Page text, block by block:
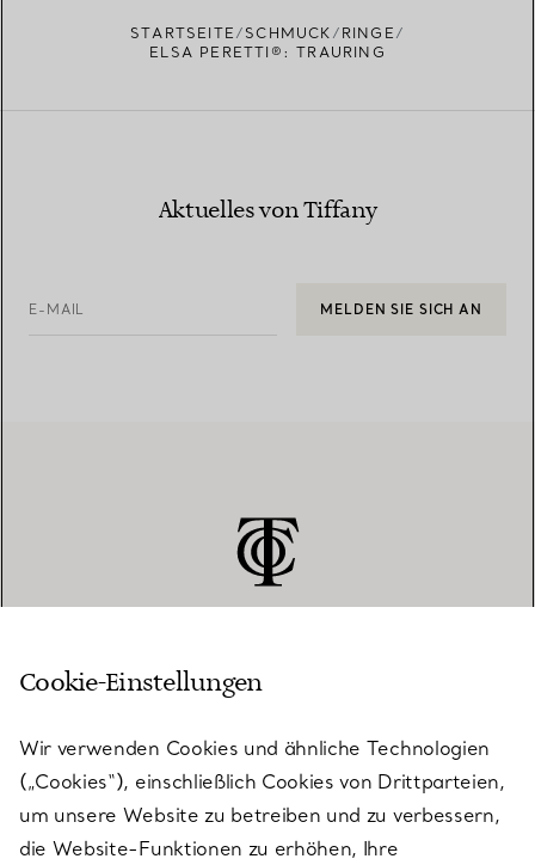
STARTSEITE SCHMUCK
RINGE
ELSA PERETTI®: TRAURING
Aktuelles von Tiffany
E-MAIL MELDEN SIE SICH AN
KUNDENSERVICE
SERVICES
Cookie-Einstellungen
Wir verwenden Cookies und ähnliche Technologien
(„Cookies“), einschließlich Cookies von Drittparteien,
um unsere Website zu betreiben und zu verbessern,
die Website-Funktionen zu erhöhen, Ihre